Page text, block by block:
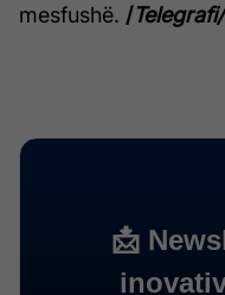
mesfushë. /Telegrafi/